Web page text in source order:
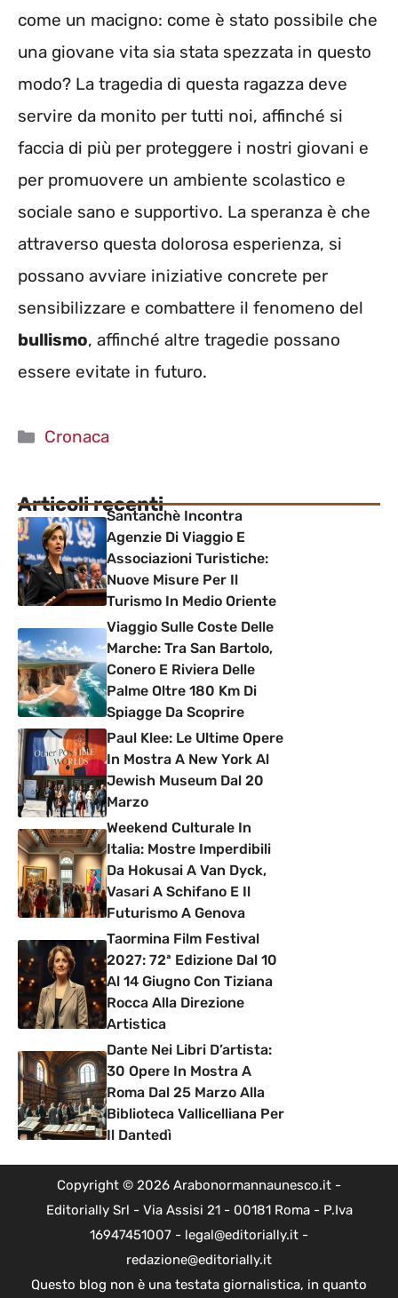
come un macigno: come è stato possibile che
una giovane vita sia stata spezzata in questo
modo? La tragedia di questa ragazza deve
servire da monito per tutti noi, affinché si
faccia di più per proteggere i nostri giovani e
per promuovere un ambiente scolastico e
sociale sano e supportivo. La speranza è che
attraverso questa dolorosa esperienza, si
possano avviare iniziative concrete per
sensibilizzare e combattere il fenomeno del
bullismo, affinché altre tragedie possano
essere evitate in futuro.
Categorie
Cronaca
Articoli recentiSantanchè Incontra
Agenzie Di Viaggio E
Associazioni Turistiche:
Nuove Misure Per Il
Turismo In Medio Oriente
Viaggio Sulle Coste Delle
Marche: Tra San Bartolo,
Conero E Riviera Delle
Palme Oltre 180 Km Di
Spiagge Da Scoprire
Paul Klee: Le Ultime Opere
In Mostra A New York Al
Jewish Museum Dal 20
Marzo
Weekend Culturale In
Italia: Mostre Imperdibili
Da Hokusai A Van Dyck,
Vasari A Schifano E Il
Futurismo A Genova
Taormina Film Festival
2027: 72ª Edizione Dal 10
Al 14 Giugno Con Tiziana
Rocca Alla Direzione
Artistica
Dante Nei Libri D’artista:
30 Opere In Mostra A
Roma Dal 25 Marzo Alla
Biblioteca Vallicelliana Per
Il Dantedì
Copyright © 2026 Arabonormannaunesco.it -
Editorially Srl - Via Assisi 21 - 00181 Roma - P.Iva
16947451007 - legal@editorially.it -
redazione@editorially.it
Questo blog non è una testata giornalistica, in quanto